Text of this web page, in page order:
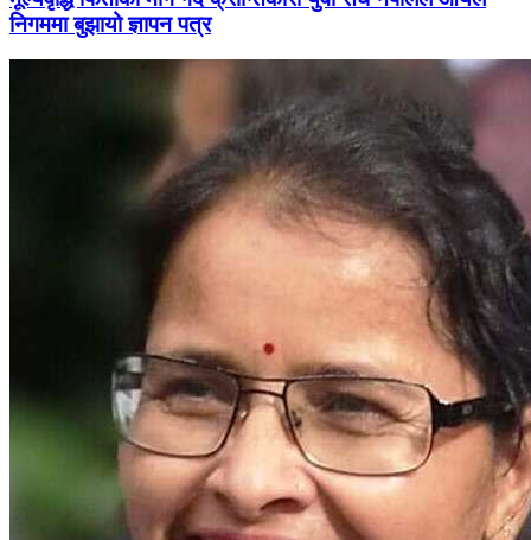
निगममा बुझायो ज्ञापन पत्र